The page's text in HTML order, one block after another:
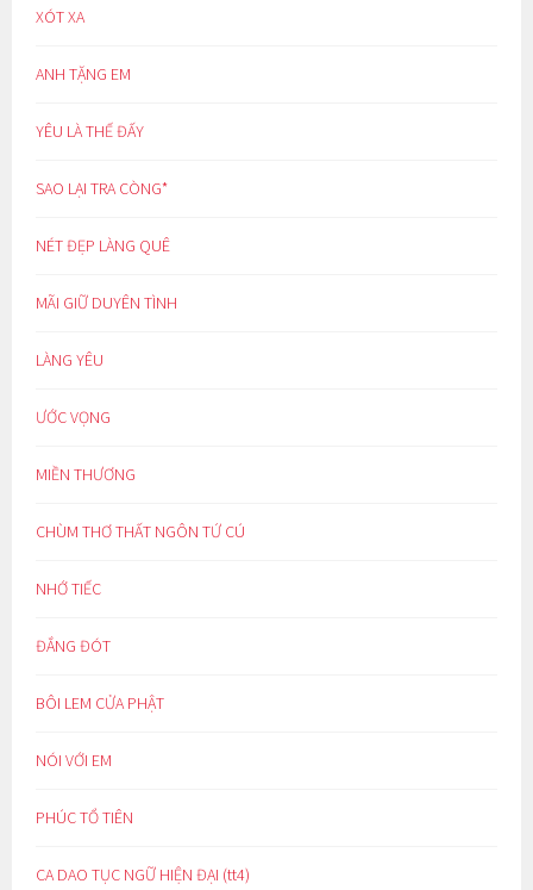
XÓT XA
ANH TẶNG EM
YÊU LÀ THẾ ĐẤY
SAO LẠI TRA CÒNG*
NÉT ĐẸP LÀNG QUÊ
MÃI GIỮ DUYÊN TÌNH
LÀNG YÊU
ƯỚC VỌNG
MIỀN THƯƠNG
CHÙM THƠ THẤT NGÔN TỨ CÚ
NHỚ TIẾC
ĐẮNG ĐÓT
BÔI LEM CỬA PHẬT
NÓI VỚI EM
PHÚC TỔ TIÊN
CA DAO TỤC NGỮ HIỆN ĐẠI (tt4)